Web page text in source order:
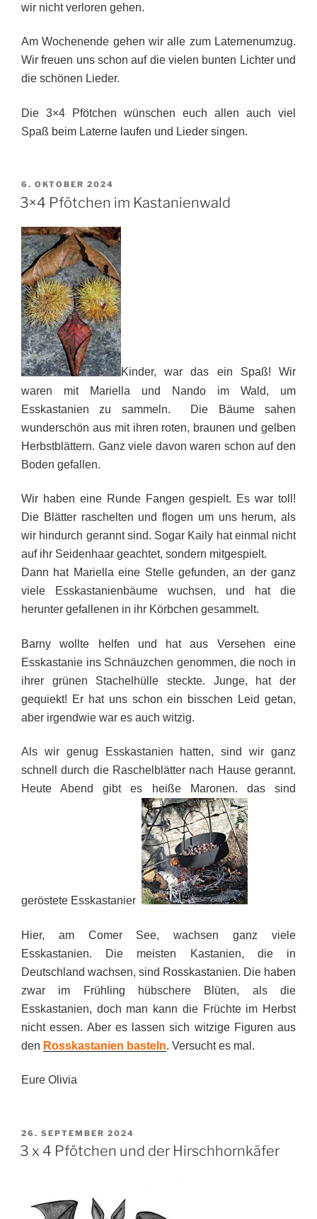
wir nicht verloren gehen.
Am Wochenende gehen wir alle zum Laternenumzug.
Wir freuen uns schon auf die vielen bunten Lichter und
die schönen Lieder.
Die 3×4 Pfötchen wünschen euch allen auch viel
Spaß beim Laterne laufen und Lieder singen.
VERÖFFENTLICHT
AM
6. OKTOBER 2024
3×4 Pfötchen im Kastanienwald
Kinder, war das ein Spaß! Wir
waren mit Mariella und Nando im Wald, um
Esskastanien zu sammeln. Die Bäume sahen
wunderschön aus mit ihren roten, braunen und gelben
Herbstblättern. Ganz viele davon waren schon auf den
Boden gefallen.
Wir haben eine Runde Fangen gespielt. Es war toll!
Die Blätter raschelten und flogen um uns herum, als
wir hindurch gerannt sind. Sogar Kaily hat einmal nicht
auf ihr Seidenhaar geachtet, sondern mitgespielt.
Dann hat Mariella eine Stelle gefunden, an der ganz
viele Esskastanienbäume wuchsen, und hat die
herunter gefallenen in ihr Körbchen gesammelt.
Barny wollte helfen und hat aus Versehen eine
Esskastanie ins Schnäuzchen genommen, die noch in
ihrer grünen Stachelhülle steckte. Junge, hat der
gequiekt! Er hat uns schon ein bisschen Leid getan,
aber irgendwie war es auch witzig.
Als wir genug Esskastanien hatten, sind wir ganz
schnell durch die Raschelblätter nach Hause gerannt.
Heute Abend gibt es heiße Maronen, das sind
geröstete Esskastanien.
Hier, am Comer See, wachsen ganz viele
Esskastanien. Die meisten Kastanien, die in
Deutschland wachsen, sind Rosskastanien. Die haben
zwar im Frühling hübschere Blüten, als die
Esskastanien, doch man kann die Früchte im Herbst
nicht essen. Aber es lassen sich witzige Figuren aus
den Rosskastanien basteln. Versucht es mal.
Eure Olivia
VERÖFFENTLICHT
AM
26. SEPTEMBER 2024
3 x 4 Pfötchen und der Hirschhornkäfer